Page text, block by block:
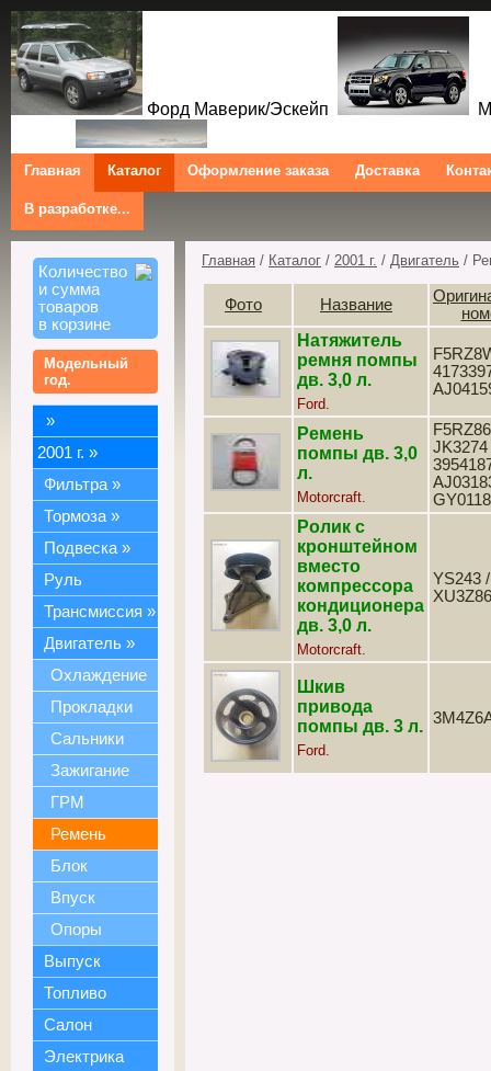
Форд Маверик/Эскейп
Трибют
Ford Maverick/Escape
Tribute Ford Kuga/Escape
Главная Каталог Оформление заказа Доставка
В разработке...
Количество
и сумма
товаров
в корзине
Модельный
год.
»
2001 г. »
Фильтра »
Тормоза »
Подвеска »
Руль
Трансмиссия »
Двигатель »
Охлаждение
Прокладки
Сальники
Зажигание
ГРМ
Ремень
Блок
Впуск
Опоры
Выпуск
Топливо
Салон
Электрика
Главная / Каталог / 2001 г. / Двигатель /
Фото Название
Натяжитель
ремня помпы
дв. 3,0 л.
Ford.
Ремень
помпы дв. 3,0
л.
Motorcraft.
JK3274
Ролик с
кронштейном
вместо
компрессора
кондиционера
дв. 3,0 л.
Motorcraft.
YS243 /
Шкив
привода
помпы дв. 3 л.
Ford.